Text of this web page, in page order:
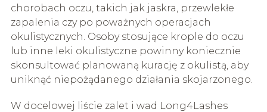
chorobach oczu, takich jak jaskra, przewlekłe
zapalenia czy po poważnych operacjach
okulistycznych. Osoby stosujące krople do oczu
lub inne leki okulistyczne powinny koniecznie
skonsultować planowaną kurację z okulistą, aby
uniknąć niepożądanego działania skojarzonego.
W docelowej liście zalet i wad Long4Lashes